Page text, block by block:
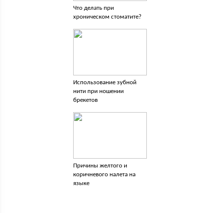
Что делать при
хроническом стоматите?
Использование зубной
нити при ношении
брекетов
Причины желтого и
коричневого налета на
языке